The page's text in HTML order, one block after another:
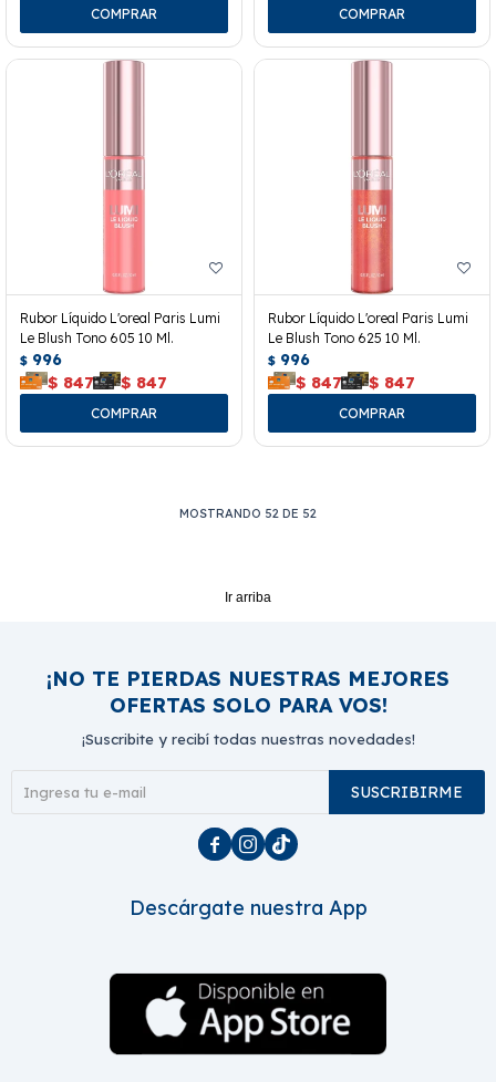
Rubor Líquido L'oreal Paris Lumi
Le Blush Tono 605 10 Ml.
$ 996
$ 847 $ 847
Rubor Líquido L'oreal Paris Lumi
Le Blush Tono 625 10 Ml.
$ 996
$ 847 $ 847
MOSTRANDO 52 DE 52
Ir arriba
¡NO TE PIERDAS NUESTRAS MEJORES
OFERTAS SOLO PARA VOS!
¡Suscribite y recibí todas nuestras novedades!
SUSCRIBIRME
  
Descárgate nuestra App